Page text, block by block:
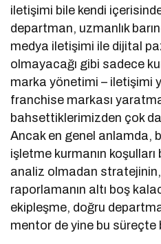
iletişimi bile kendi
departman, uzmanlık
medya iletişimi ile dijital
olmayacağı gibi sadece
marka yönetimi – iletişimi
franchise markası
bahsettiklerimizden çok
Ancak en genel anlamda,
işletme kurmanın koşulları
analiz olmadan stratejinin,
raporlamanın altı boş
ekipleşme, doğru
mentor de yine bu süreçte